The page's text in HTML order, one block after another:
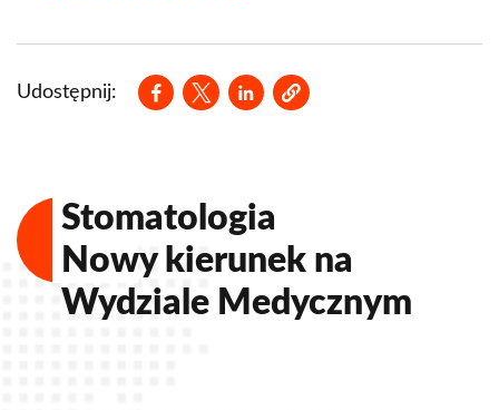
Udostępnij:
Opens in a new window
Opens in a new window
Opens in a new window
Stomatologia
Nowy kierunek na
Wydziale Medycznym